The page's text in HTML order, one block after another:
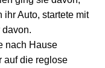
ihr Auto, startete mit
nach Hause
auf die reglose